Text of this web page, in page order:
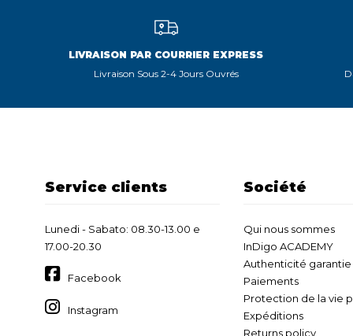
LIVRAISON PAR COURRIER EXPRESS
Livraison Sous 2-4 Jours Ouvrés
Service clients
Lunedi - Sabato: 08.30-13.00 e
17.00-20.30
Facebook
Instagram
Société
Qui nous sommes
InDigo ACADEMY
Authenticité garantie
Paiements
Protection de la vie
Expéditions
Returns policy